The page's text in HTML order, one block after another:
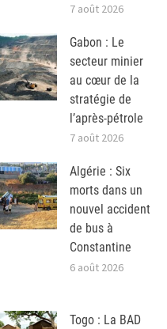
7 août 2026
Gabon : Le
secteur minier
au cœur de la
stratégie de
l’après-pétrole
7 août 2026
Algérie : Six
morts dans un
nouvel accident
de bus à
Constantine
6 août 2026
Togo : La BAD